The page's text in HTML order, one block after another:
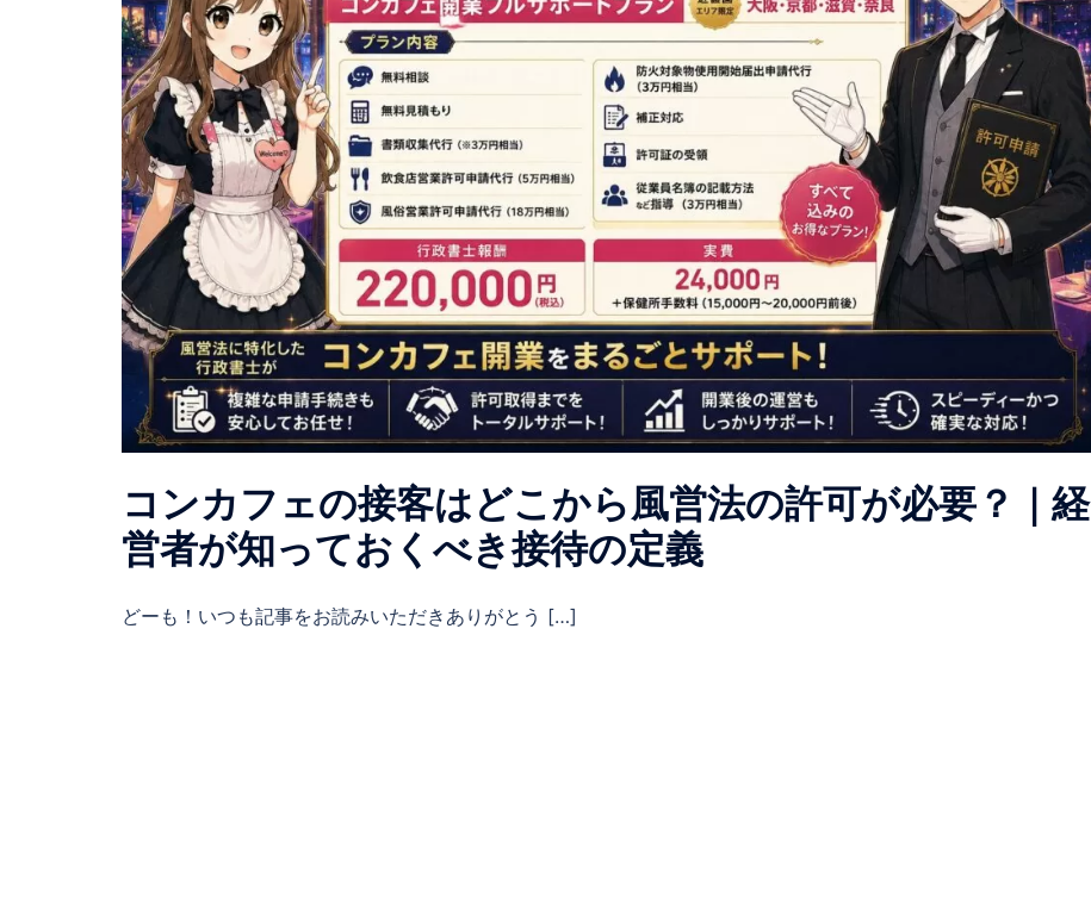
コンカフェの接客はどこから風営法の許可が必要？｜経
営者が知っておくべき接待の定義
どーも！いつも記事をお読みいただきありがとう […]